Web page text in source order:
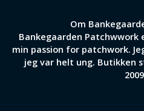
Om
Bankegaarden
min passion for patchwork.
jeg var helt ung. Butikken